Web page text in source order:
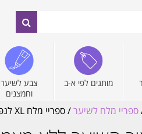
מותגים לפי א-ב
צבע לשיער
וחמצנים
ספריי מלח לשיער/ ספריי מלח XL לנפח ועיצוב השיער ללא מאמץ 250ML | לבל LEVEL 3